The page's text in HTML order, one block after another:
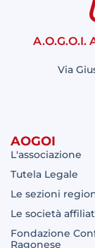
Via
AOGOI
L'associazione
Tutela Legale
Le sezioni
Le società
Fondazione
Ragonese